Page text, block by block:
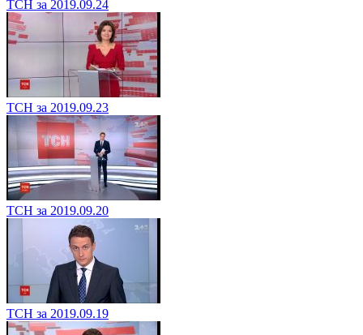
ТСН за 2019.09.24
ТСН за 2019.09.23
ТСН за 2019.09.20
ТСН за 2019.09.19